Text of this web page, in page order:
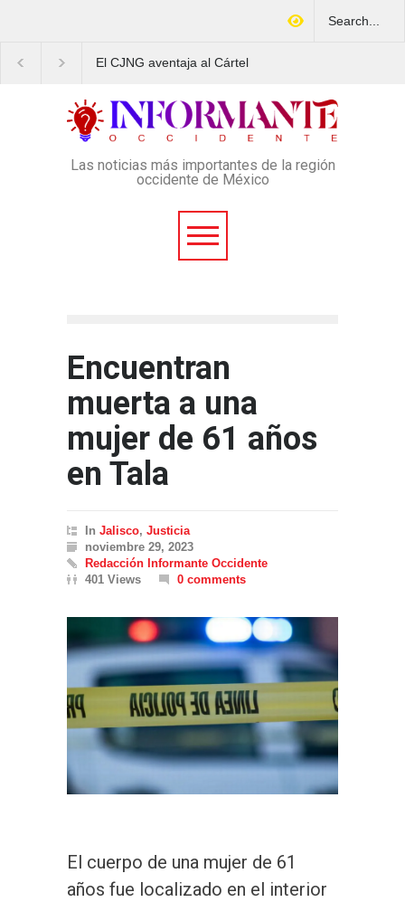
El CJNG aventaja al Cártel
Montenegro
esquema Ponzi con
4 mil afectados
Las noticias más importantes de la región
occidente de México
Encuentran
muerta a una
mujer de 61 años
en Tala
In Jalisco, Justicia
noviembre 29, 2023
Redacción Informante Occidente
401 Views
0 comments
El cuerpo de una mujer de 61
años fue localizado en el interior